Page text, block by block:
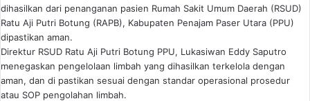
dihasilkan dari penanganan pasien Rumah Sakit Umum Daerah (RSUD)
Ratu Aji Putri Botung (RAPB), Kabupaten Penajam Paser Utara (PPU)
dipastikan aman.
Direktur RSUD Ratu Aji Putri Botung PPU, Lukasiwan Eddy Saputro
menegaskan pengelolaan limbah yang dihasilkan terkelola dengan
aman, dan di pastikan sesuai dengan standar operasional prosedur
atau SOP pengolahan limbah.